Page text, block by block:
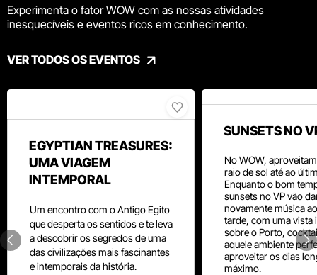
Experimenta o fator WOW com as nossas atividades
inesquecíveis e eventos ricos em conhecimento.
VER TODOS OS EVENTOS
EGYPTIAN TREASURES:
UMA VIAGEM
INTEMPORAL
Um encontro com oAntigo Egito
que desperta os sentidos e te leva
a descobrir os segredos de uma
das civilizações mais fascinantes
e intemporais da história.
SUNSETS NO
No WOW,
raio de sol até ao
Enquanto o bom
sunsets no VP vão
novamente música
tarde, com uma vista
sobre o Porto,
aquele ambiente
aproveitar os dias
máximo.